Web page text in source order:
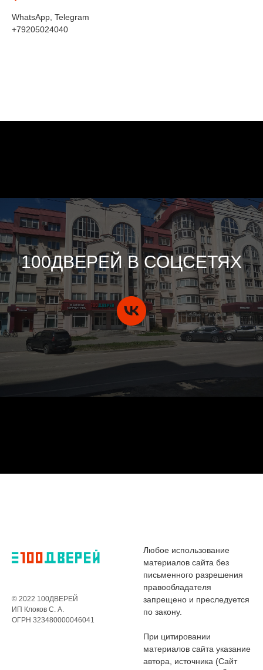
WhatsApp, Telegram
+79205024040
100ДВЕРЕЙ В СОЦСЕТЯХ
© 2022 100ДВЕРЕЙ
ИП Клоков С. А.
ОГРН 323480000046041
Любое использование
материалов сайта без
письменного разрешения
правообладателя
запрещено и преследуется
по закону.
При цитировании
материалов сайта указание
автора, источника (Сайт